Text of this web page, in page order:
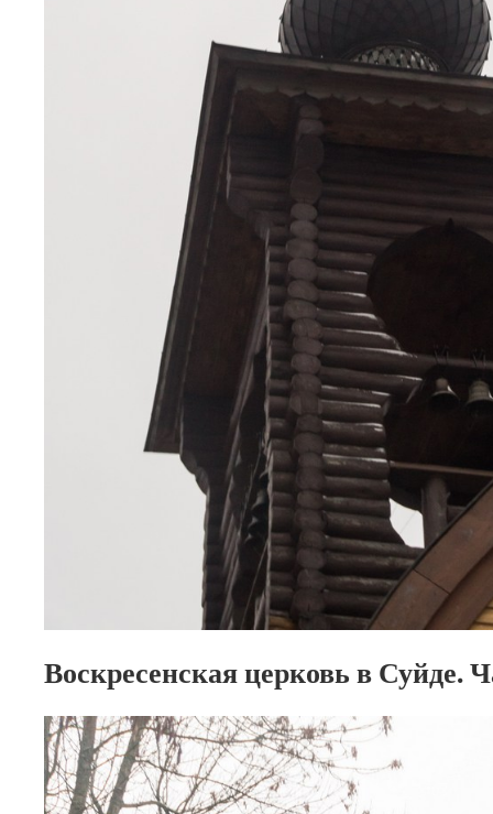
Воскресенская церковь в Суйде.